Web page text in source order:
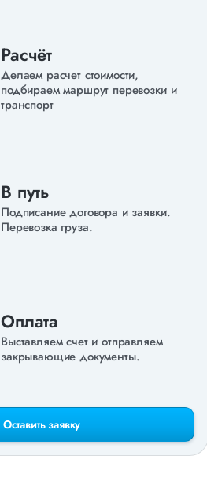
Расчёт
Делаем расчет стоимости,
подбираем маршрут перевозки и
транспорт
В путь
Подписание договора и заявки.
Перевозка груза.
Оплата
Выставляем счет и отправляем
закрывающие документы.
Оставить заявку